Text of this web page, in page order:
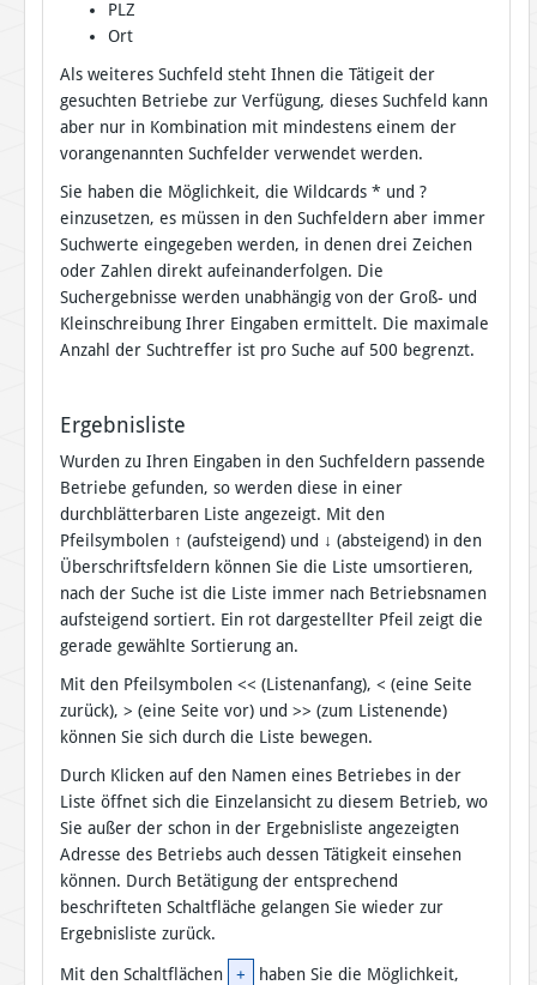
PLZ
Ort
Als weiteres Suchfeld steht Ihnen die Tätigeit der
gesuchten Betriebe zur Verfügung, dieses Suchfeld kann
aber nur in Kombination mit mindestens einem der
vorangenannten Suchfelder verwendet werden.
Sie haben die Möglichkeit, die Wildcards * und ?
einzusetzen, es müssen in den Suchfeldern aber immer
Suchwerte eingegeben werden, in denen drei Zeichen
oder Zahlen direkt aufeinanderfolgen. Die
Suchergebnisse werden unabhängig von der Groß- und
Kleinschreibung Ihrer Eingaben ermittelt. Die maximale
Anzahl der Suchtreffer ist pro Suche auf 500 begrenzt.
Ergebnisliste
Wurden zu Ihren Eingaben in den Suchfeldern passende
Betriebe gefunden, so werden diese in einer
durchblätterbaren Liste angezeigt. Mit den
Pfeilsymbolen ↑ (aufsteigend) und ↓ (absteigend) in den
Überschriftsfeldern können Sie die Liste umsortieren,
nach der Suche ist die Liste immer nach Betriebsnamen
aufsteigend sortiert. Ein rot dargestellter Pfeil zeigt die
gerade gewählte Sortierung an.
Mit den Pfeilsymbolen << (Listenanfang), < (eine Seite
zurück), > (eine Seite vor) und >> (zum Listenende)
können Sie sich durch die Liste bewegen.
Durch Klicken auf den Namen eines Betriebes in der
Liste öffnet sich die Einzelansicht zu diesem Betrieb, wo
Sie außer der schon in der Ergebnisliste angezeigten
Adresse des Betriebs auch dessen Tätigkeit einsehen
können. Durch Betätigung der entsprechend
beschrifteten Schaltfläche gelangen Sie wieder zur
Ergebnisliste zurück.
Mit den Schaltflächen +
haben Sie die Möglichkeit,